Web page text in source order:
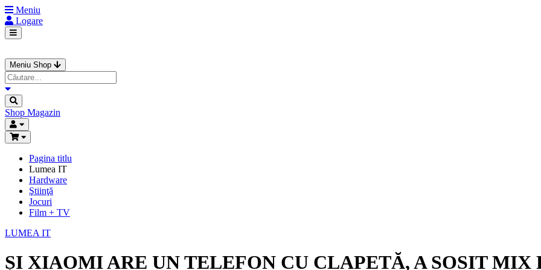
Meniu
Logare
Meniu Shop
Shop Magazin
Pagina titlu
Lumea IT
Hardware
Ştiinţă
Jocuri
Film + TV
LUMEA IT
ȘI XIAOMI ARE UN TELEFON CU CLAPETĂ, A SOSIT MIX